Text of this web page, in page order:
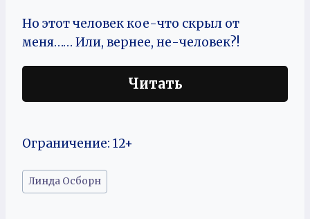
Но этот человек кое-что скрыл от
меня…… Или, вернее, не-человек?!
Читать
Ограничение: 12+
Метки
записи:
Линда Осборн